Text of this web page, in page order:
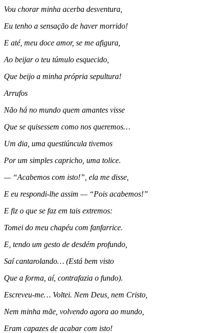
Vou chorar minha acerba desventura,
Eu tenho a sensação de haver morrido!
E até, meu doce amor, se me afigura,
Ao beijar o teu túmulo esquecido,
Que beijo a minha própria sepultura!
Arrufos
Não há no mundo quem amantes visse
Que se quisessem como nos queremos…
Um dia, uma questiúncula tivemos
Por um simples capricho, uma tolice.
— “Acabemos com isto!”, ela me disse,
E eu respondi-lhe assim — “Pois acabemos!”
E fiz o que se faz em tais extremos:
Tomei do meu chapéu com fanfarrice.
E, tendo um gesto de desdém profundo,
Saí cantarolando… (Está bem visto
Que a forma, aí, contrafazia o fundo).
Escreveu-me… Voltei. Nem Deus, nem Cristo,
Nem minha mãe, volvendo agora ao mundo,
Eram capazes de acabar com isto!